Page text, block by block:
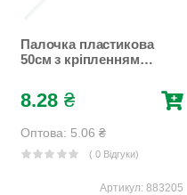
Палочка пластикова
50см з кріпленням
кульки, 50шт/уп Білий
Pelican (883205)
8.28 ₴
Оптова: 5.06 ₴
( 0 Відгуки)
Артикул: 883205